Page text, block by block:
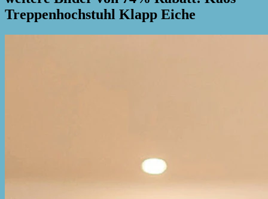
Treppenhochstuhl Klapp Eiche